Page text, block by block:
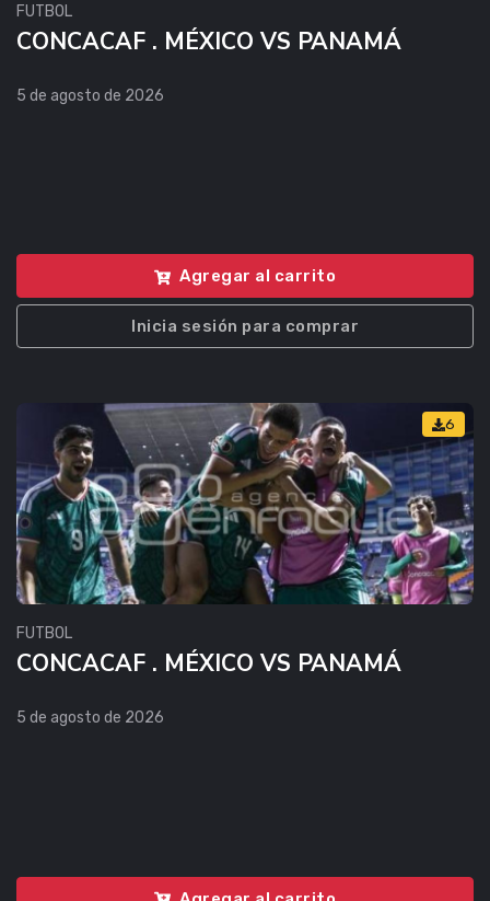
FUTBOL
CONCACAF . MÉXICO VS PANAMÁ
5 de agosto de 2026
Agregar al carrito
Inicia sesión para comprar
6
FUTBOL
CONCACAF . MÉXICO VS PANAMÁ
5 de agosto de 2026